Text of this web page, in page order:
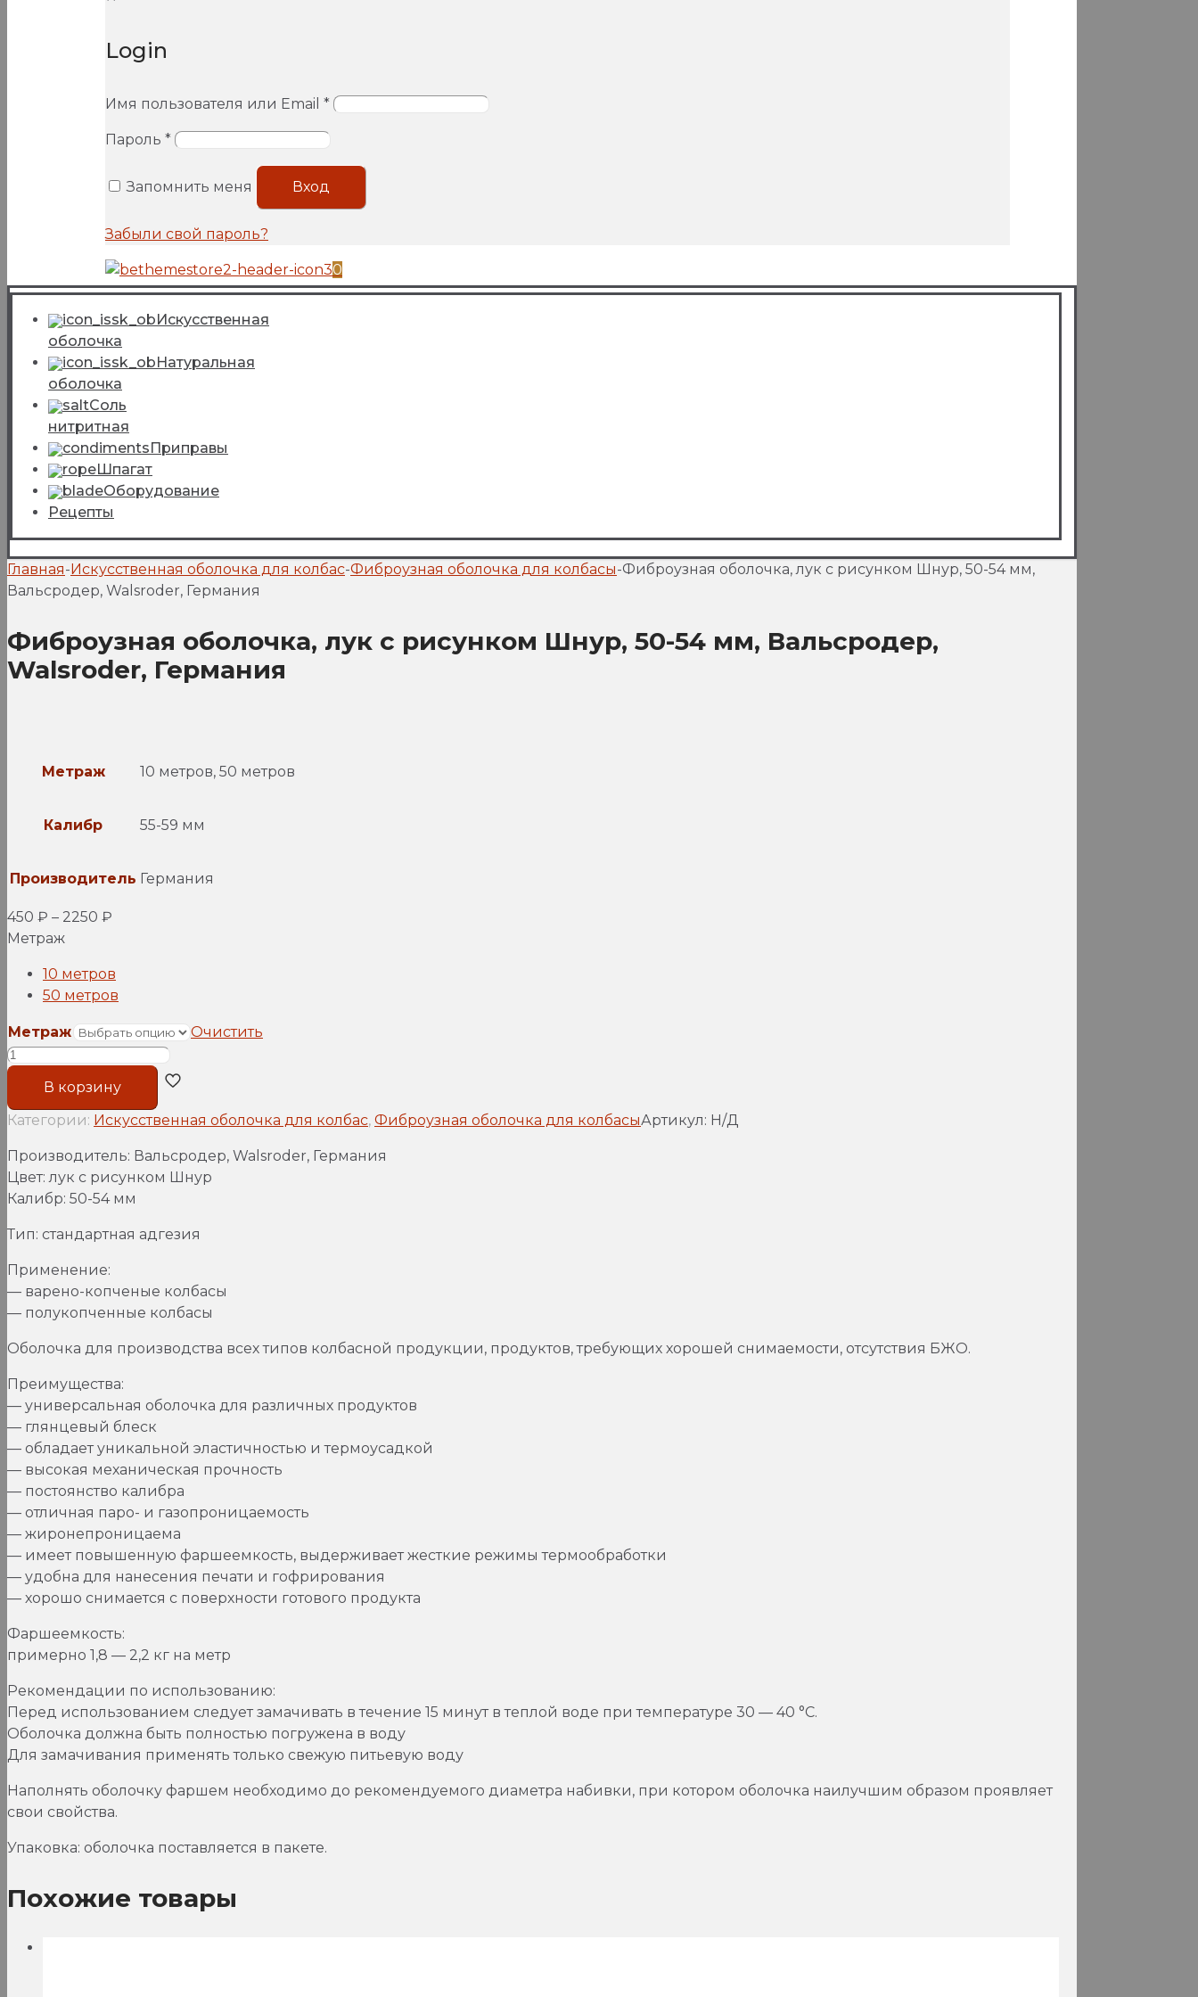
Login
Имя пользователя или Email *
Пароль *
Запомнить меня Вход
Забыли свой пароль?
0
Искусcтвенная
оболочка
Натуральная
оболочка
Соль
нитритная
Приправы
Шпагат
Оборудование
Рецепты
Главная-Искусственная оболочка для колбас-Фиброузная оболочка для колбасы-Фиброузная оболочка, лук с рисунком Шнур, 50-54 мм,
Вальсродер, Walsroder, Германия
Фиброузная оболочка, лук с рисунком Шнур, 50-54 мм, Вальсродер,
Walsroder, Германия
Метраж 10 метров, 50 метров
Калибр 55-59 мм
Производитель Германия
450 ₽ – 2250 ₽
Метраж
10 метров
50 метров
Метраж
Очистить
Количество
товара
Фиброузная
оболочка,
с
рисунком
Шнур,
мм,
Вальсродер,
Walsroder,
В корзину
Категории: Искусственная оболочка для колбас, Фиброузная оболочка для колбасыАртикул: Н/Д
Производитель: Вальсродер, Walsroder, Германия
Цвет: лук с рисунком Шнур
Калибр: 50-54 мм
Тип: стандартная адгезия
Применение:
— варено-копченые колбасы
— полукопченные колбасы
Оболочка для производства всех типов колбасной продукции, продуктов, требующих хорошей снимаемости, отсутствия БЖО.
Преимущества:
— универсальная оболочка для различных продуктов
— глянцевый блеск
— обладает уникальной эластичностью и термоусадкой
— высокая механическая прочность
— постоянство калибра
— отличная паро- и газопроницаемость
— жиронепроницаема
— имеет повышенную фаршеемкость, выдерживает жесткие режимы термообработки
— удобна для нанесения печати и гофрирования
— хорошо снимается с поверхности готового продукта
Фаршеемкость:
примерно 1,8 — 2,2 кг на метр
Рекомендации по использованию:
Перед использованием следует замачивать в течение 15 минут в теплой воде при температуре 30 — 40 °С.
Оболочка должна быть полностью погружена в воду
Для замачивания применять только свежую питьевую воду
Наполнять оболочку фаршем необходимо до рекомендуемого диаметра набивки, при котором оболочка наилучшим образом проявляет
свои свойства.
Упаковка: оболочка поставляется в пакете.
Похожие товары